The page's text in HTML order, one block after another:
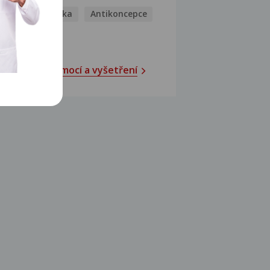
Antihistaminika Antikoncepce
Katalog nemocí a vyšetření